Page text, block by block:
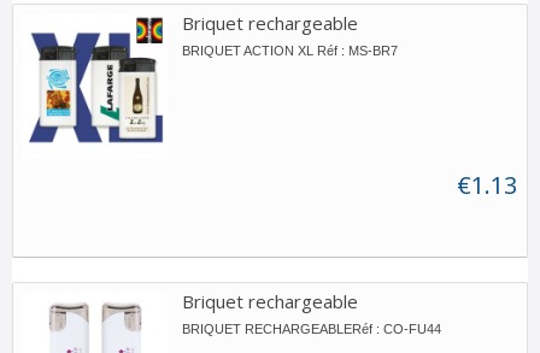
Briquet rechargeable
BRIQUET ACTION XL Réf : MS-BR7
€1.13
Briquet rechargeable
BRIQUET RECHARGEABLERéf : CO-FU44